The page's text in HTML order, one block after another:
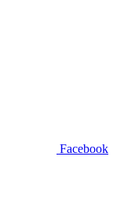
Facebook